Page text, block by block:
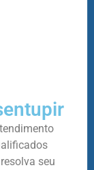
seu